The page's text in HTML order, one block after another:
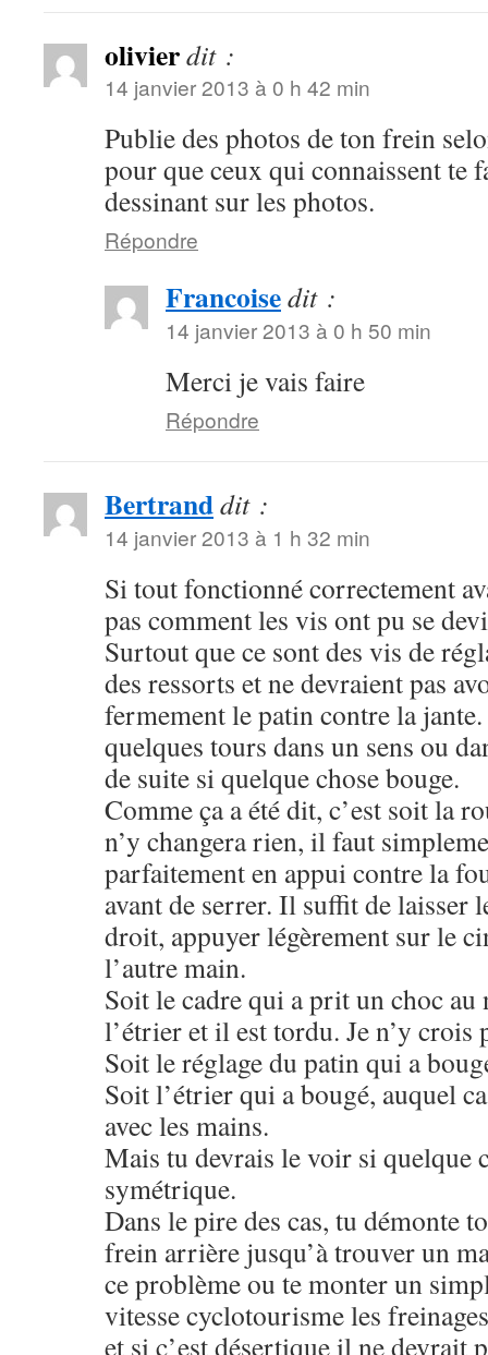
olivierdit :
14 janvier 2013 à 0 h 42 min
Publie des photos de ton frein
pour que ceux qui connaissent te
dessinant sur les photos.
Répondre
Francoisedit :
14 janvier 2013 à 0 h 50 min
Merci je vais faire
Répondre
Bertranddit :
14 janvier 2013 à 1 h 32 min
Si tout fonctionné correctement
pas comment les vis ont pu se
Surtout que ce sont des vis de
des ressorts et ne devraient pas
fermement le patin contre la
quelques tours dans un sens ou
de suite si quelque chose bouge.
Comme ça a été dit, c’est soit la
n’y changera rien, il faut
parfaitement en appui contre la
avant de serrer. Il suffit de laisser
droit, appuyer légèrement sur le
l’autre main.
Soit le cadre qui a prit un choc
l’étrier et il est tordu. Je n’y crois
Soit le réglage du patin qui a
Soit l’étrier qui a bougé, auquel
avec les mains.
Mais tu devrais le voir si quelque
symétrique.
Dans le pire des cas, tu démonte
frein arrière jusqu’à trouver un
ce problème ou te monter un
vitesse cyclotourisme les
et si c’est désertique il ne devrait